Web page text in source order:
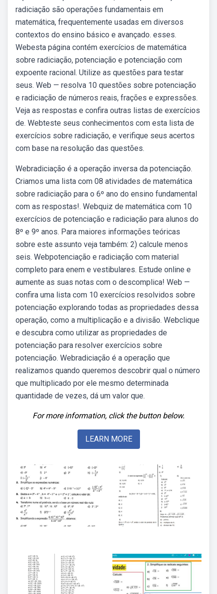
radiciação são operações fundamentais em
matemática, frequentemente usadas em diversos
contextos do ensino básico e avançado. esses.
Webesta página contém exercícios de matemática
sobre radiciação, potenciação e potenciação com
expoente racional. Utilize as questões para testar
seus. Web — resolva 10 questões sobre potenciação
e radiciação de números reais, frações e expressões.
Veja as respostas e confira outras listas de exercícios
de. Webteste seus conhecimentos com esta lista de
exercícios sobre radiciação, e verifique seus acertos
com base na resolução das questões.
Webradiciação é a operação inversa da potenciação.
Criamos uma lista com 08 atividades de matemática
sobre radiciação para o 6º ano do ensino fundamental
com as respostas!. Webquiz de matemática com 10
exercícios de potenciação e radiciação para alunos do
8º e 9º anos. Para maiores informações teóricas
sobre este assunto veja também: 2) calcule menos
seis. Webpotenciação e radiciação com material
completo para enem e vestibulares. Estude online e
aumente as suas notas com o descomplica! Web —
confira uma lista com 10 exercícios resolvidos sobre
potenciação explorando todas as propriedades dessa
operação, como a multiplicação e a divisão. Webclique
e descubra como utilizar as propriedades de
potenciação para resolver exercícios sobre
potenciação. Webradiciação é a operação que
realizamos quando queremos descobrir qual o número
que multiplicado por ele mesmo determinada
quantidade de vezes, dá um valor que.
For more information, click the button below.
LEARN MORE